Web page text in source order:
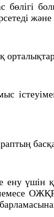
болып
және
үшiн
ОЖҚР